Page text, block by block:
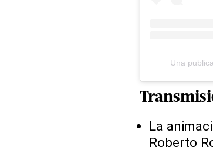
Una
La
Roberto